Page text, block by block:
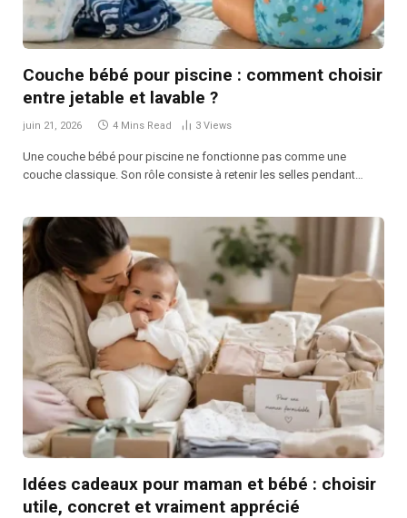
Couche bébé pour piscine : comment choisir
entre jetable et lavable ?
juin 21, 2026 4 Mins Read 3 Views
Une couche bébé pour piscine ne fonctionne pas comme une
couche classique. Son rôle consiste à retenir les selles pendant…
Idées cadeaux pour maman et bébé : choisir
utile, concret et vraiment apprécié